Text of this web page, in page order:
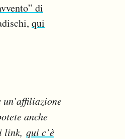
di
qui
anche
link, qui c’è